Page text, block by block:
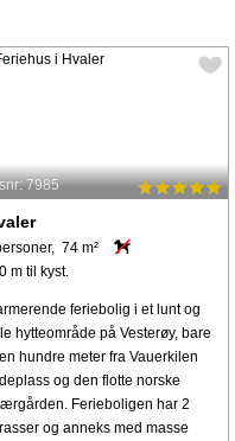
7985
74 m²
m til kyst.
feriebolig i et lunt og
hytteområde på Vesterøy, bare
hundre meter fra Vauerkilen
og den flotte norske
Ferieboligen har 2
og anneks med masse